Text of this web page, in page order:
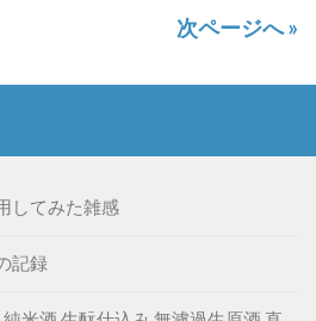
次ページへ »
してみた雑感
記録